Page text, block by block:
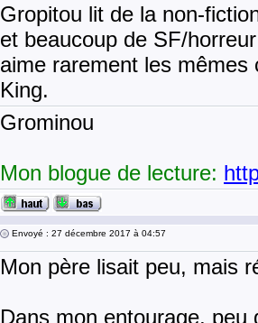
Gropitou lit de la non-
et beaucoup de SF/
aime rarement les
King.
Grominou
Mon blogue de lecture:
Envoyé : 27 décembre 2017 à 04:57
Mon père lisait peu, mais
Dans mon entourage, peu